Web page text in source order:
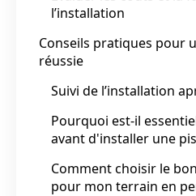
l’installation
Conseils pratiques pour
réussie
Suivi de l’installation
Pourquoi est-il
avant d'installer une
Comment choisir le
pour mon terrain en